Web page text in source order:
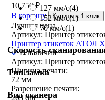
127 мм/с(4)
152 мм/с(1)
70 мм/с(1)
Скорость
Тип замка
Вид сканера
10 750₽
В корзину
Купить в 1 клик
Лучшая цена
Артикул: Принтер
Принтер этикеток АТОЛ
В наличии
Артикул: Принтер
Ширина печати:
72 мм
Разрешение печати:
203 dpi